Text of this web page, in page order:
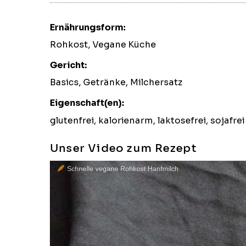
Ernährungsform:
Rohkost, Vegane Küche
Gericht:
Basics, Getränke, Milchersatz
Eigenschaft(en):
glutenfrei, kalorienarm, laktosefrei, sojafrei
Unser Video zum Rezept
Schnelle vegane Rohkost Hanfmilch